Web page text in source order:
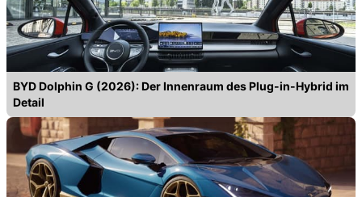
BYD Dolphin G (2026): Der Innenraum des Plug-in-Hybrid im
Detail